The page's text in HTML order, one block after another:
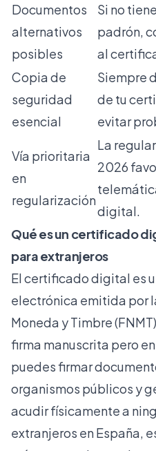
Documentos
alternativos
posibles
Si no
padrón,
al
Copia de
seguridad
esencial
Siempre
de tu
evitar
Vía prioritaria
en
regularización
La
2026
digital.
Qué es un certificado
para extranjeros
El certificado digital es
electrónica emitida por
Moneda y Timbre
firma manuscrita pero
puedes firmar
organismos públicos y
acudir físicamente a
extranjeros en España,